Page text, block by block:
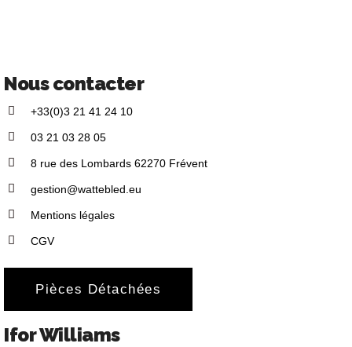
Nous contacter
+33(0)3 21 41 24 10
03 21 03 28 05
8 rue des Lombards 62270 Frévent
gestion@wattebled.eu
Mentions légales
CGV
Pièces Détachées
Ifor Williams